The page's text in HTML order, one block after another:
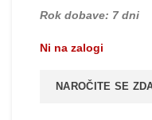
Rok dobave: 7 dni
Ni na zalogi
NAROČITE SE